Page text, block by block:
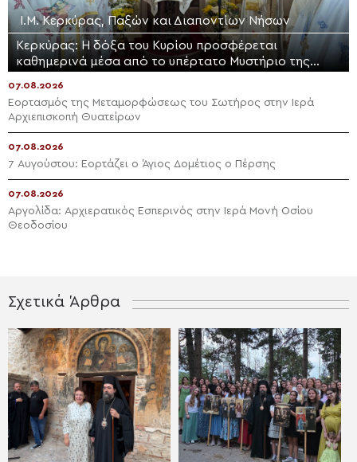
Ι.Μ. Κερκύρας, Παξών και Διαποντίων Νήσων
Κερκύρας: Η δόξα του Κυρίου προσφέρεται
καθημερινά μέσα από το υπέρτατο Μυστήριο της
07.08.2026
Εορτασμός της Μεταμορφώσεως του Σωτήρος στην Ιερά
Αρχιεπισκοπή Θυατείρων
07.08.2026
7 Αυγούστου: Εορτάζει ο Άγιος Δομέτιος ο Πέρσης
07.08.2026
Αργολίδα: Αρχιερατικός Εσπερινός στην Ιερά Μονή Οσίου
Θεοδοσίου
Σχετικά Άρθρα